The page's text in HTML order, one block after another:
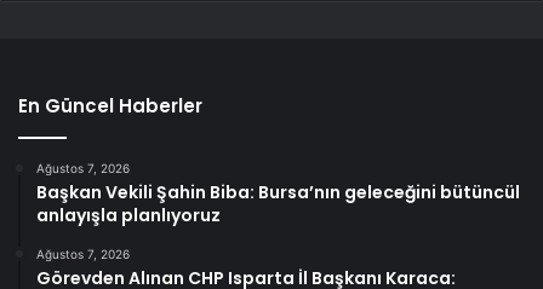
En Güncel Haberler
Ağustos 7, 2026
Başkan Vekili Şahin Biba: Bursa’nın geleceğini bütüncül
anlayışla planlıyoruz
Ağustos 7, 2026
Görevden Alınan CHP Isparta İl Başkanı Karaca: